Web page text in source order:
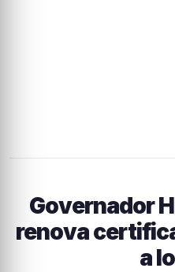
Governador
renova
a